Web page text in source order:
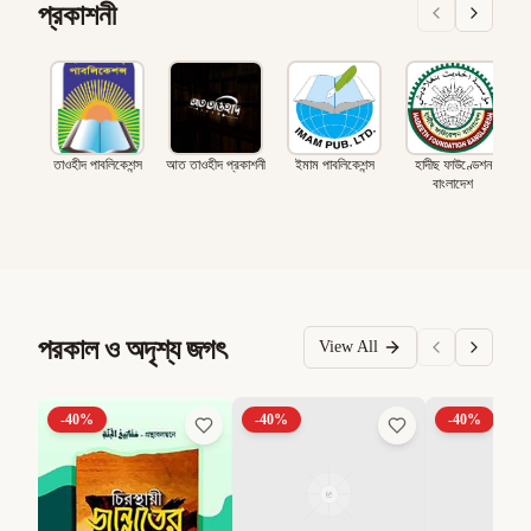
প্রকাশনী
তাওহীদ পাবলিকেশন্স আত তাওহীদ প্রকাশনী ইমাম পাবলিকেশন্স
হাদীছ ফাউণ্ডেশন
বাংলাদেশ
পরকাল ও অদৃশ্য জগৎ View All
-40% -40% -40%